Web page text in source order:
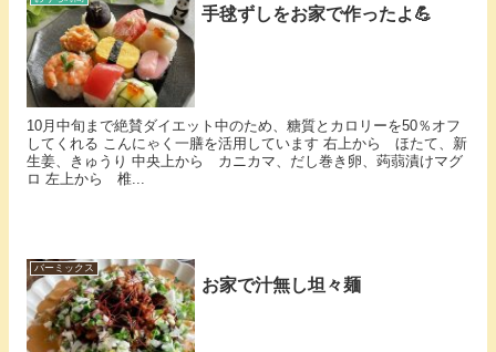
手毬ずしをお家で作ったよ💪
10月中旬まで絶賛ダイエット中のため、糖質とカロリーを50％オフ
してくれる こんにゃく一膳を活用しています 右上から ほたて、新
生姜、きゅうり 中央上から カニカマ、だし巻き卵、蒟蒻漬けマグ
ロ 左上から 椎...
バーミックス
お家で汁無し坦々麺